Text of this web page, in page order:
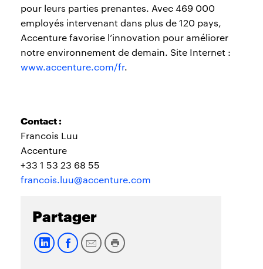
pour leurs parties prenantes. Avec 469 000
employés intervenant dans plus de 120 pays,
Accenture favorise l’innovation pour améliorer
notre environnement de demain. Site Internet :
www.accenture.com/fr.
Contact :
Francois Luu
Accenture
+33 1 53 23 68 55
francois.luu@accenture.com
Partager